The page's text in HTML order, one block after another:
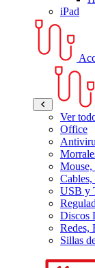
iPad
Ver
Office
Mouse,
Cables,
USB y
Discos
Redes,
Sillas